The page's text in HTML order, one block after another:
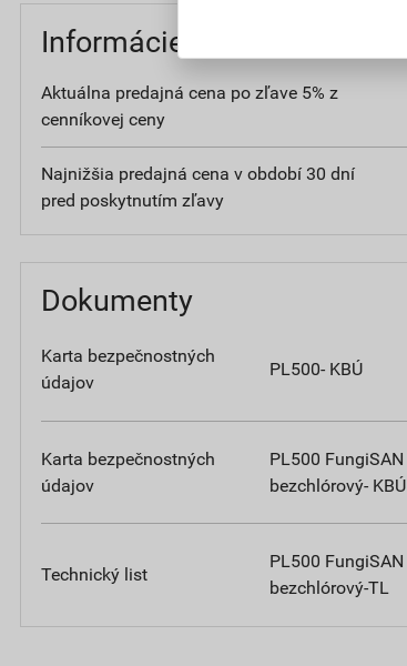
Informácie o cene
Aktuálna predajná cena po zľave 5% z
cenníkovej ceny
Najnižšia predajná cena v období 30 dní
pred poskytnutím zľavy
Dokumenty
Karta bezpečnostných
údajov
PL500- KBÚ
Karta bezpečnostných
údajov
PL500 FungiSAN
bezchlórový- KBÚ
Technický list
PL500 FungiSAN
bezchlórový-TL